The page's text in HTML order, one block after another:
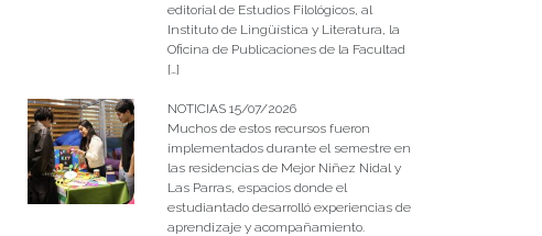
editorial de Estudios Filológicos, al
Instituto de Lingüística y Literatura, la
Oficina de Publicaciones de la Facultad
[…]
NOTICIAS 15/07/2026
Muchos de estos recursos fueron
implementados durante el semestre en
las residencias de Mejor Niñez Nidal y
Las Parras, espacios donde el
estudiantado desarrolló experiencias de
aprendizaje y acompañamiento.